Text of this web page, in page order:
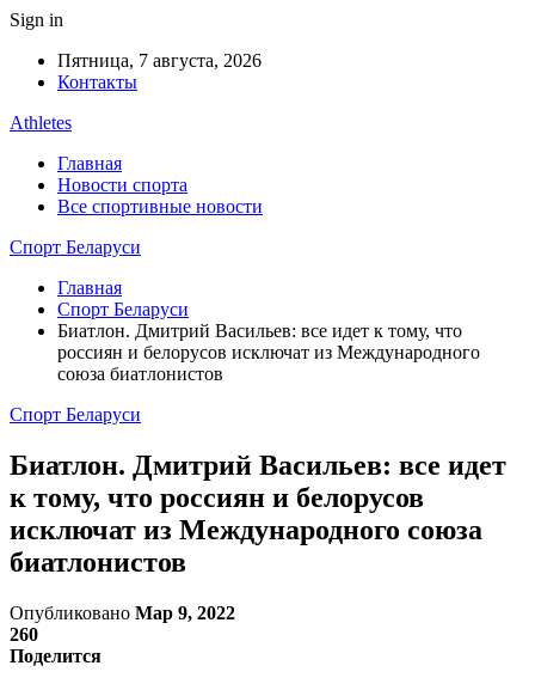
Sign in
Пятница, 7 августа, 2026
Контакты
Athletes
Главная
Новости спорта
Все спортивные новости
Спорт Беларуси
Главная
Спорт Беларуси
Биатлон. Дмитрий Васильев: все идет к тому, что
россиян и белорусов исключат из Международного
союза биатлонистов
Спорт Беларуси
Биатлон. Дмитрий Васильев: все идет
к тому, что россиян и белорусов
исключат из Международного союза
биатлонистов
Опубликовано Мар 9, 2022
260
Поделится